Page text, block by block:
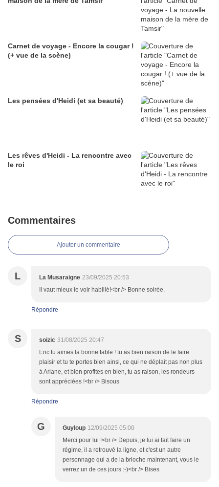
Carnet de voyage - Encore la cougar !
(+ vue de la scène)
Les pensées d'Heidi (et sa beauté)
Les rêves d'Heidi - La rencontre avec
le roi
Commentaires
Ajouter un commentaire
L La Musaraigne 23/09/2025 20:53
Il vaut mieux le voir habillé!<br /> Bonne soirée.
Répondre
S soizic 31/08/2025 20:47
Eric tu aimes la bonne table ! tu as bien raison de te faire
plaisir et tu te portes bien ainsi, ce qui ne déplait pas non plus
à Ariane, et bien profites en bien, tu as raison, les rondeurs
sont appréciées !<br /> Bisous
Répondre
G Guyloup 12/09/2025 05:00
Merci pour lui !<br /> Depuis, je lui ai fait faire un
régime, il a retrouvé la ligne, et c'est un autre
personnage qui a de la brioche maintenant, vous le
verrez un de ces jours :-)<br /> Bises